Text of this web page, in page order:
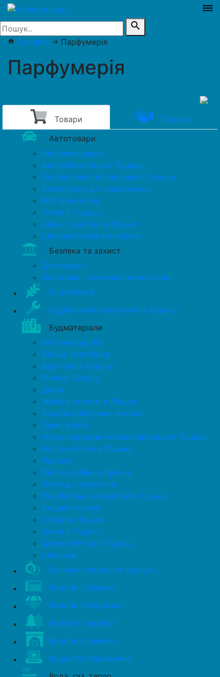
dehaze
search
home Головна → Парфумерія
Парфумерія
Товари
Послуги
Автотовари
Автоаксесуари
Автозапчастини в Луцьку
Газобалонне обладнання в Луцьку
Запчастини до спецтехніки
Моторні масла
Тенти в Луцьку
Шини та диски в Луцьку
Шиномонтажні матеріали
Безпека та захист
Домофони
Охоронна, пожежна сигналізація
Біодобавки
Будівельні інструменти в Луцьку
Будматеріали
Бетонні вироби
Блоки, газоблоки
Бруківка в Луцьку
Вікна в Луцьку
Двері
Жалюзі ролети в Луцьку
Засоби кріплення, метизи
Лаки, фарби
Металопрофіль металочерепиця в Луцьку
Натяжні стелі в Луцьку
Підлога
Пісок, щебінь в Луцьку
Плитка, сантехніка
Покрівельні матеріали в Луцьку
Сендвіч-панелі
Сходи в Луцьку
Цегла в Луцьку
Цемент бетон в Луцьку
Шпалери
Весільні товари та послуги
Вироби з бумаги
Вироби з бурштину
Вироби з дерева
Вироби з каменю
Відеоспостереження